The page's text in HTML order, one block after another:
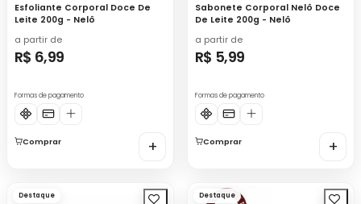
Esfoliante Corporal Doce De
Leite 200g - Nelô
a partir de
R$ 6,99
Formas de pagamento
Comprar +
Sabonete Corporal Nelô Doce
De Leite 200g - Nelô
a partir de
R$ 5,99
Formas de pagamento
Comprar +
Destaque Destaque